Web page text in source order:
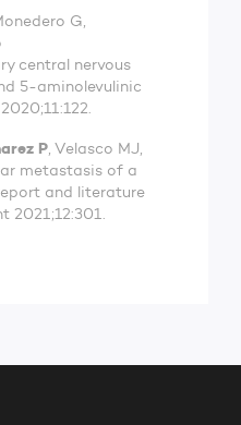
G,
central nervous
5-aminolevulinic
P, Velasco MJ,
metastasis of a
and literature
2021;12:301.